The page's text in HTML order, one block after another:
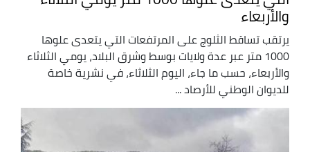
والأربعاء
يرتقب تساقط الثلوج على المرتفعات التي يتعدى علوها
1000 متر عبر عدة ولايات بوسط وشرق البلاد، يومي الثلاثاء
والأربعاء، حسب ما جاء، اليوم الثلاثاء، في نشرية خاصة
للديوان الوطني للأرصاد ...